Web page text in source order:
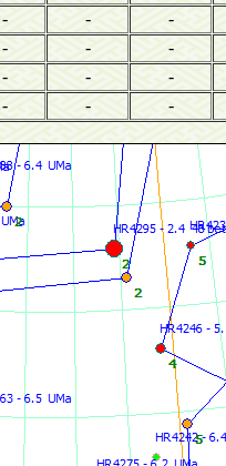
- - -
- - -
- - -
- - -